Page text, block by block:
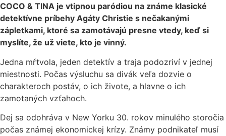
COCO & TINA je vtipnou paródiou na známe klasické
detektívne príbehy Agáty Christie s nečakanými
zápletkami, ktoré sa zamotávajú presne vtedy, keď si
myslíte, že už viete, kto je vinný.
Jedna mŕtvola, jeden detektív a traja podozriví v jednej
miestnosti. Počas výsluchu sa divák veľa dozvie o
charakteroch postáv, o ich živote, a hlavne o ich
zamotaných vzťahoch.
Dej sa odohráva v New Yorku 30. rokov minulého storočia
počas známej ekonomickej krízy. Známy podnikateľ musí